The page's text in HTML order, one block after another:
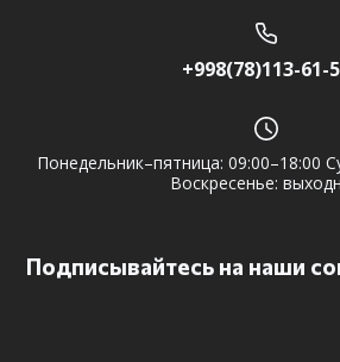
+998(78)113-61-
Понедельник–пятница: 09:00–18:00
Воскресенье:
Подписывайтесь на наши